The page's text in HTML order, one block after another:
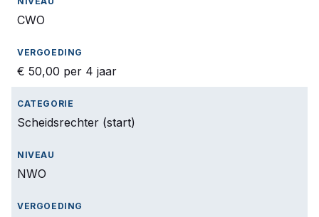
CWO
€ 50,00 per 4 jaar
Scheidsrechter (start)
NWO